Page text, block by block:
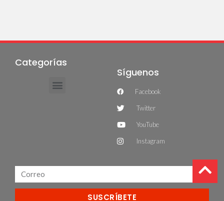
Categorías
Síguenos
Facebook
Twitter
YouTube
Instagram
SUSCRÍBETE